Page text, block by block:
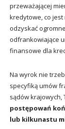
przeważającej
kredytowe, co
odzyskać
odfrankowiające
finansowe dla
Na wyrok nie
specyfiką umów
sądów krajowych,
postępowań
lub kilkunastu